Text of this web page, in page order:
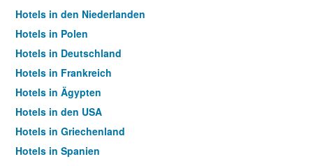
Hotels in den Niederlanden
Hotels in Polen
Hotels in Deutschland
Hotels in Frankreich
Hotels in Ägypten
Hotels in den USA
Hotels in Griechenland
Hotels in Spanien